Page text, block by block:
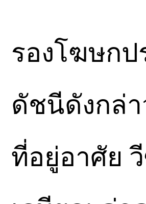
รองโฆษกป
ดัชนีดังกล่
ที่อยู่อาศัย